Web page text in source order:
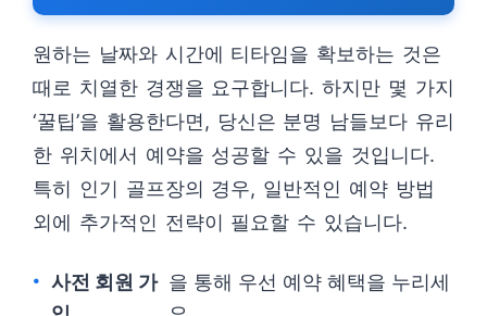
원하는 날짜와 시간에 티타임을 확보하는 것은
때로 치열한 경쟁을 요구합니다. 하지만 몇 가지
‘꿀팁’을 활용한다면, 당신은 분명 남들보다 유리
한 위치에서 예약을 성공할 수 있을 것입니다.
특히 인기 골프장의 경우, 일반적인 예약 방법
외에 추가적인 전략이 필요할 수 있습니다.
사전 회원 가 을 통해 우선 예약 혜택을 누리세